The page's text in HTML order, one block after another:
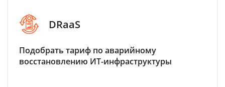
DRaaS
Подобрать тариф по аварийному
восстановлению ИТ-инфраструктуры